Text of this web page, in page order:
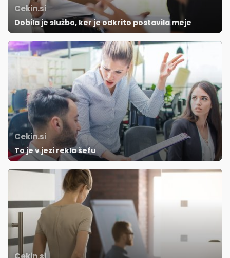
Cekin.si
Dobila je službo, ker je odkrito postavila meje
Cekin.si
To je v jezi rekla šefu